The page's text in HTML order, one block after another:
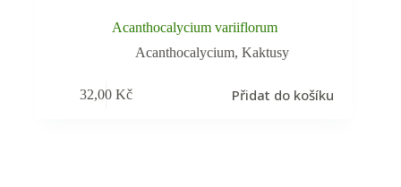
Acanthocalycium variiflorum
Acanthocalycium,Kaktusy
32,00Kč Přidat do košíku